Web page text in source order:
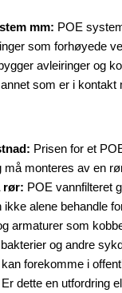
mm: POE
som forhøyede
avleiringer og
som er i kontakt
Prisen for et
monteres av en
rør: POE vannfilteret
ikke alene behandle
armaturer som
og andre
forekomme i
dette en utfordring